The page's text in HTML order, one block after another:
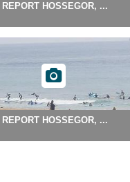
REPORT HOSSEGOR, ...
REPORT HOSSEGOR, ...